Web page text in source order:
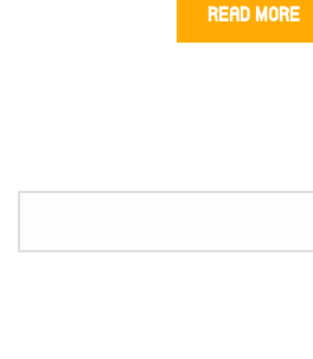
READ MORE